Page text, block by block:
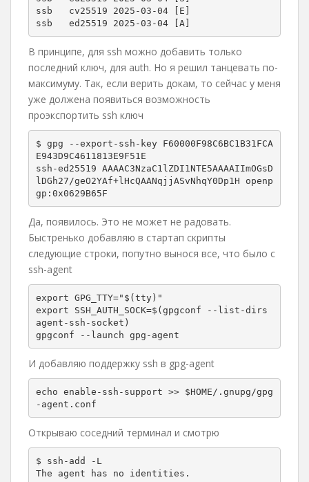
ssb   cv25519 2025-03-04 [E]
ssb   ed25519 2025-03-04 [A]
В принципе, для ssh можно добавить только
последний ключ, для auth. Но я решил танцевать по-
максимуму. Так, если верить докам, то сейчас у меня
уже должена появиться возможность
проэкспортить ssh ключ
$ gpg --export-ssh-key F60000F98C6BC1B31FCA
E943D9C4611813E9F51E
ssh-ed25519 AAAAC3NzaC1lZDI1NTE5AAAAIImOGsD
lDGh27/geO2YAf+lHcQAANqjjASvNhqY0Dp1H openp
gp:0x0629B65F
Да, появилось. Это не может не радовать.
Быстренько добавляю в стартап скрипты
следующие строки, попутно вынося все, что было с
ssh-agent
export GPG_TTY="$(tty)"
export SSH_AUTH_SOCK=$(gpgconf --list-dirs
agent-ssh-socket)
gpgconf --launch gpg-agent
И добавляю поддержку ssh в gpg-agent
echo enable-ssh-support >> $HOME/.gnupg/gpg
-agent.conf
Открываю соседний терминал и смотрю
$ ssh-add -L
The agent has no identities.